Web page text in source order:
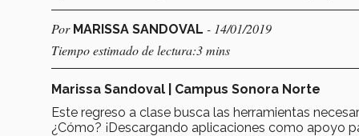
Por MARISSA SANDOVAL - 14/01/2019
Tiempo estimado de lectura:3 mins
Marissa Sandoval | Campus Sonora Norte
Este regreso a clase busca las herramientas
¿Cómo? ¡Descargando aplicaciones como apoyo